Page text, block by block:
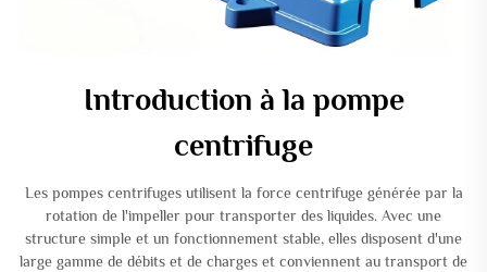
Introduction à la pompe
centrifuge
Les pompes centrifuges utilisent la force centrifuge générée par la
rotation de l'impeller pour transporter des liquides. Avec une
structure simple et un fonctionnement stable, elles disposent d'une
large gamme de débits et de charges et conviennent au transport de